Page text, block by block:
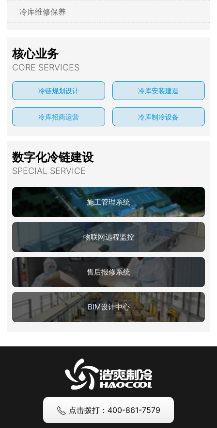
冷库维修保养
核心业务
CORE SERVICES
冷链规划设计 冷库安装建造
冷库招商运营 冷库制冷设备
数字化冷链建设
SPECIAL SERVICE
施工管理系统
物联网远程监控
售后报修系统
BIM设计中心
点击拨打：400-861-7579